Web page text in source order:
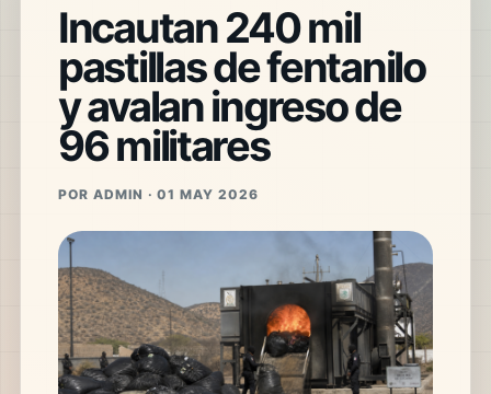
Incautan 240 mil
pastillas de fentanilo
y avalan ingreso de
96 militares
POR ADMIN · 01 MAY 2026